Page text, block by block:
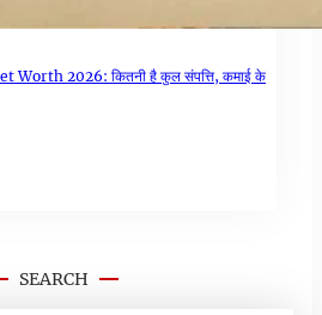
2026: कितनी है कुल संपत्ति, कमाई के
SEARCH